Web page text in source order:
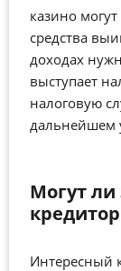
казино
средства
доходах
выступает
налоговую
дальнейшем
Могут
Интересный